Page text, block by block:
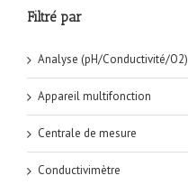
Filtré par
Analyse (pH/Conductivité/O2)
Appareil multifonction
Centrale de mesure
Conductivimètre